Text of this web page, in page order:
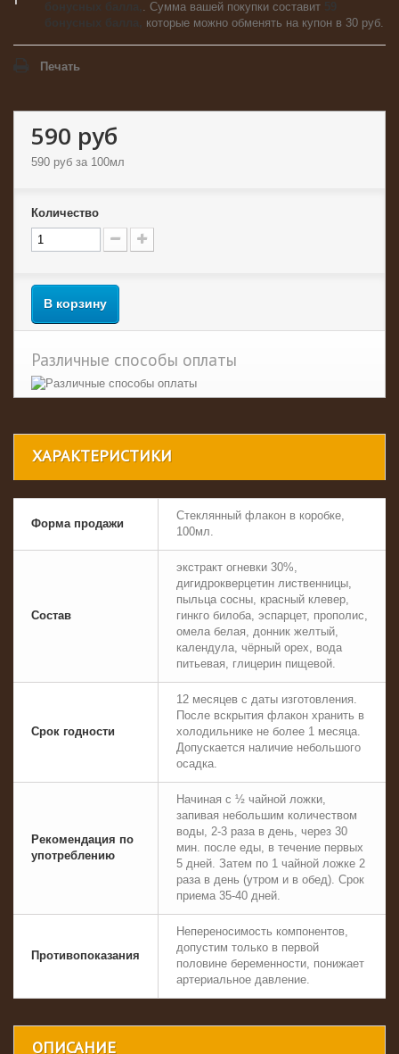
. Сумма вашей покупки составит 59
которые можно обменять на купон в 30 руб.
Печать
590 руб
590 руб за 100мл
Количество
В корзину
Различные способы оплаты
ХАРАКТЕРИСТИКИ
Форма продажи
Стеклянный флакон в коробке,
100мл.
Состав
экстракт огневки 30%,
дигидрокверцетин лиственницы,
пыльца сосны, красный клевер,
гинкго билоба, эспарцет, прополис,
омела белая, донник желтый,
календула, чёрный орех, вода
питьевая, глицерин пищевой.
Срок годности
12 месяцев с даты изготовления.
После вскрытия флакон хранить в
холодильнике не более 1 месяца.
Допускается наличие небольшого
осадка.
Рекомендация по
употреблению
Начиная с ½ чайной ложки,
запивая небольшим количеством
воды, 2-3 раза в день, через 30
мин. после еды, в течение первых
5 дней. Затем по 1 чайной ложке 2
раза в день (утром и в обед). Срок
приема 35-40 дней.
Противопоказания
Непереносимость компонентов,
допустим только в первой
половине беременности, понижает
артериальное давление.
ОПИСАНИЕ